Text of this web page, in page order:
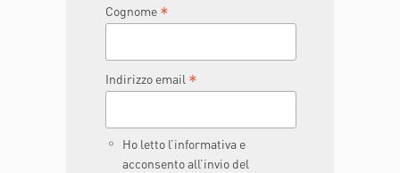
Cognome *
Indirizzo email *
Ho letto l’informativa e
acconsento all’invio del